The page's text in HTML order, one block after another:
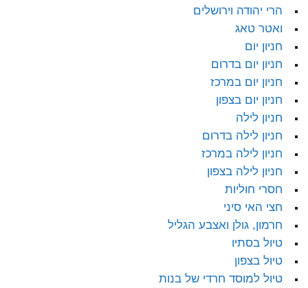
הרי יהודה וירושלים
ואטר טאג
חניון יום
חניון יום בדרום
חניון יום במרכז
חניון יום בצפון
חניון לילה
חניון לילה בדרום
חניון לילה במרכז
חניון לילה בצפון
חסרי חוליות
חצי האי סיני
חרמון, גולן ואצבע הגליל
טיול בסתיו
טיול בצפון
טיול למוסד חרדי של בנות